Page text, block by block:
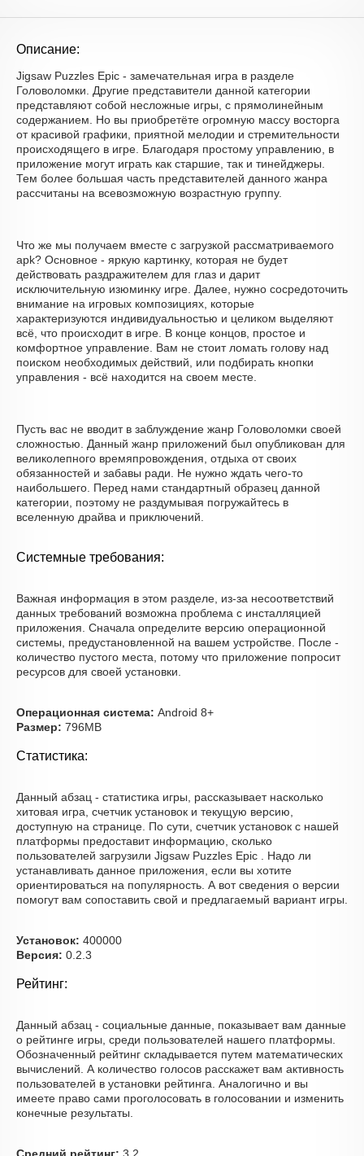
Описание:
Jigsaw Puzzles Epic - замечательная игра в разделе
Головоломки. Другие представители данной категории
представляют собой несложные игры, с прямолинейным
содержанием. Но вы приобретёте огромную массу восторга
от красивой графики, приятной мелодии и стремительности
происходящего в игре. Благодаря простому управлению, в
приложение могут играть как старшие, так и тинейджеры.
Тем более большая часть представителей данного жанра
рассчитаны на всевозможную возрастную группу.
Что же мы получаем вместе с загрузкой рассматриваемого
apk? Основное - яркую картинку, которая не будет
действовать раздражителем для глаз и дарит
исключительную изюминку игре. Далее, нужно сосредоточить
внимание на игровых композициях, которые
характеризуются индивидуальностью и целиком выделяют
всё, что происходит в игре. В конце концов, простое и
комфортное управление. Вам не стоит ломать голову над
поиском необходимых действий, или подбирать кнопки
управления - всё находится на своем месте.
Пусть вас не вводит в заблуждение жанр Головоломки своей
сложностью. Данный жанр приложений был опубликован для
великолепного времяпровождения, отдыха от своих
обязанностей и забавы ради. Не нужно ждать чего-то
наибольшего. Перед нами стандартный образец данной
категории, поэтому не раздумывая погружайтесь в
вселенную драйва и приключений.
Системные требования:
Важная информация в этом разделе, из-за несоответствий
данных требований возможна проблема с инсталляцией
приложения. Сначала определите версию операционной
системы, предустановленной на вашем устройстве. После -
количество пустого места, потому что приложение попросит
ресурсов для своей установки.
Операционная система: Android 8+
Размер: 796MB
Статистика:
Данный абзац - статистика игры, рассказывает насколько
хитовая игра, счетчик установок и текущую версию,
доступную на странице. По сути, счетчик установок с нашей
платформы предоставит информацию, сколько
пользователей загрузили Jigsaw Puzzles Epic . Надо ли
устанавливать данное приложения, если вы хотите
ориентироваться на популярность. А вот сведения о версии
помогут вам сопоставить свой и предлагаемый вариант игры.
Установок: 400000
Версия: 0.2.3
Рейтинг:
Данный абзац - социальные данные, показывает вам данные
о рейтинге игры, среди пользователей нашего платформы.
Обозначенный рейтинг складывается путем математических
вычислений. А количество голосов расскажет вам активность
пользователей в установки рейтинга. Аналогично и вы
имеете право сами проголосовать в голосовании и изменить
конечные результаты.